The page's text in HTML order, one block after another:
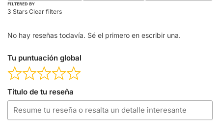
FILTERED BY
3 Stars Clear filters
No hay reseñas todavía. Sé el primero en escribir una.
Tu puntuación global
Título de tu reseña